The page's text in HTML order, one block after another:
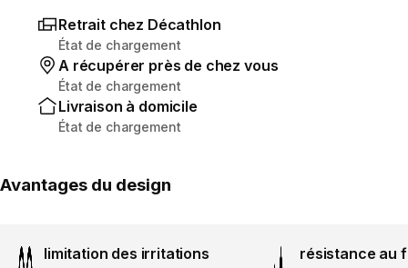
Retrait chez Décathlon
État de chargement
A récupérer près de chez vous
État de chargement
Livraison à domicile
État de chargement
Avantages du design
limitation des irritations résistance au